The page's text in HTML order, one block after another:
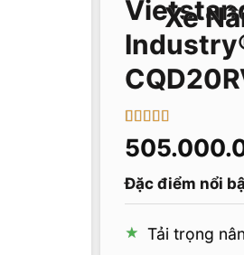
Xe
5trên 5 dựa
trên
1
đánh
Đặc điểm nổi
Tải trọng